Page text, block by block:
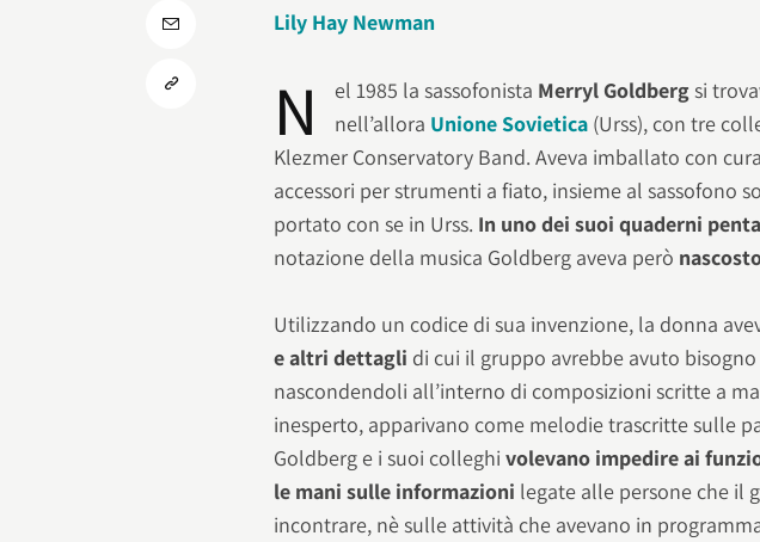
Lily Hay Newman
N el 1985 la sassofonista Merryl Goldberg si
nell’allora Unione Sovietica (Urss), con tre
Klezmer Conservatory Band. Aveva imballato con
accessori per strumenti a fiato, insieme al sassofono
portato con se in Urss. In uno dei suoi quaderni
notazione della musica Goldberg aveva però
Utilizzando un codice di sua invenzione, la donna
e altri dettagli di cui il gruppo avrebbe avuto
nascondendoli all’interno di composizioni scritte a
inesperto, apparivano come melodie trascritte sulle
Goldberg e i suoi colleghivolevano impedire ai
le mani sulle informazioni legate alle persone che il
incontrare, nè sulle attività che avevano in